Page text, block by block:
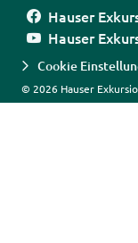
Hauser
Hauser
© 2026 Hauser
Cookie